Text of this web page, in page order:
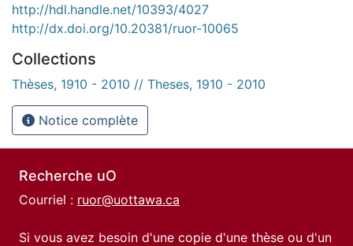
http://hdl.handle.net/10393/4027
http://dx.doi.org/10.20381/ruor-10065
Collections
Thèses, 1910 - 2010 // Theses, 1910 - 2010
Notice complète
Recherche uO
Courriel : ruor@uottawa.ca
Si vous avez besoin d'une copie d'une thèse ou d'un